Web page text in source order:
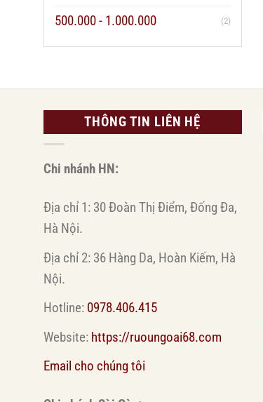
500.000 - 1.000.000 (2)
THÔNG TIN LIÊN HỆ
Chi nhánh HN:
Địa chỉ 1: 30 Đoàn Thị Điểm, Đống Đa,
Hà Nội.
Địa chỉ 2: 36 Hàng Da, Hoàn Kiếm, Hà
Nội.
Hotline: 0978.406.415
Website: https://ruoungoai68.com
Email cho chúng tôi